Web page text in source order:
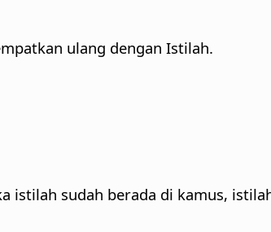
ulang dengan Istilah.
istilah sudah berada di kamus,